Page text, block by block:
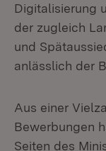
Digitalisierung
der zugleich
und
anlässlich der
Aus einer
Bewerbungen
Seiten des